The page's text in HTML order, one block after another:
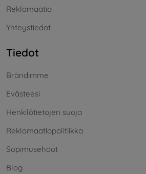
Reklamaatio
Yhteystiedot
Tiedot
Brändimme
Evästeesi
Henkilötietojen suoja
Reklamaatiopolitiikka
Sopimusehdot
Blog